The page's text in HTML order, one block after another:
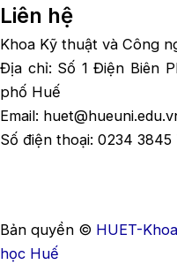
Liên hệ
Khoa Kỹ thuật và Công
Địa chỉ: Số 1 Điện Biên
phố Huế
Email:
Số điện thoại: 0234 3845
Bản quyền © HUET-
học Huế